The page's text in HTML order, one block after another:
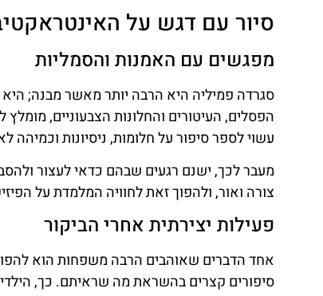
סיור עם דגש על
מפגשים עם האמנות והסמליות
סגרדה פמיליה היא הרבה יותר מאשר מבנה;
הפסלים, העיטורים והחלונות הצבעוניים,
עשוי לספר סיפור על חלומות, ניסיונות וכמיהה
מעבר לכך, ישנם רגעים שבהם כדאי לעצור
צורה ואור, ולהפוך זאת לחוויה המלמדת על
פעילות יצירתית אחרי הביקור
אחד הדברים שאוהבים הרבה משפחות הוא
סיפורים קצרים בהשראת מה שראיתם. כך,